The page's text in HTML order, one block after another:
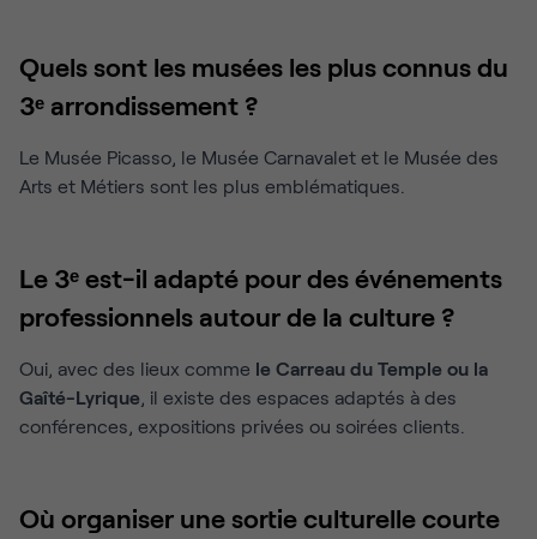
Quels sont les musées les plus connus du
3ᵉ arrondissement ?
Le Musée Picasso, le Musée Carnavalet et le Musée des
Arts et Métiers sont les plus emblématiques.
Le 3ᵉ est-il adapté pour des événements
professionnels autour de la culture ?
Oui, avec des lieux comme le Carreau du Temple ou la
Gaîté-Lyrique, il existe des espaces adaptés à des
conférences, expositions privées ou soirées clients.
Où organiser une sortie culturelle courte